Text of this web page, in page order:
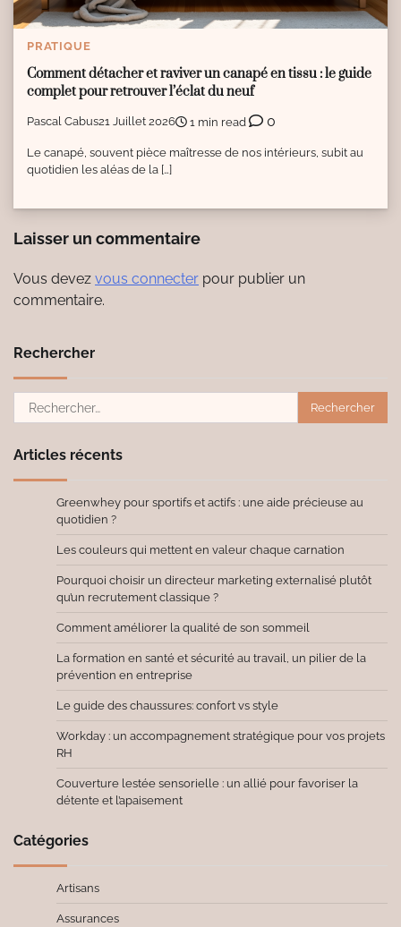
PRATIQUE
Comment détacher et raviver un canapé en tissu : le guide
complet pour retrouver l’éclat du neuf
Pascal Cabus21 Juillet 2026 1 min read 0
Le canapé, souvent pièce maîtresse de nos intérieurs, subit au
quotidien les aléas de la […]
Laisser un commentaire
Vous devez vous connecter pour publier un
commentaire.
Rechercher
Rechercher :
Articles récents
Greenwhey pour sportifs et actifs : une aide précieuse au
quotidien ?
Les couleurs qui mettent en valeur chaque carnation
Pourquoi choisir un directeur marketing externalisé plutôt
qu’un recrutement classique ?
Comment améliorer la qualité de son sommeil
La formation en santé et sécurité au travail, un pilier de la
prévention en entreprise
Le guide des chaussures: confort vs style
Workday : un accompagnement stratégique pour vos projets
RH
Couverture lestée sensorielle : un allié pour favoriser la
détente et l’apaisement
Catégories
Artisans
Assurances